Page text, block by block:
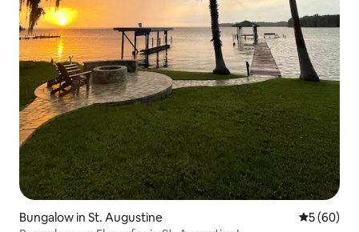
Bungalow in St. Augustine
5 (60)